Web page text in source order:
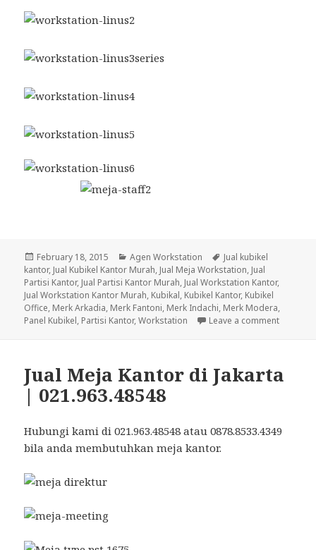
Posted
on
February 18, 2015 Categories
Agen Workstation Tags
Jual kubikel
kantor, Jual Kubikel Kantor Murah, Jual Meja Workstation, Jual
Partisi Kantor, Jual Partisi Kantor Murah, Jual Workstation Kantor,
Jual Workstation Kantor Murah, Kubikal, Kubikel Kantor, Kubikel
Office, Merk Arkadia, Merk Fantoni, Merk Indachi, Merk Modera,
Panel Kubikel, Partisi Kantor,Workstation Leave a comment
Jual Meja Kantor di Jakarta
| 021.963.48548
Hubungi kami di 021.963.48548 atau 0878.8533.4349
bila anda membutuhkan meja kantor.